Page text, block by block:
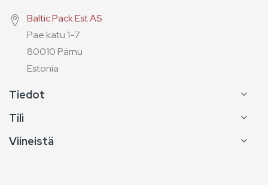
Baltic Pack Est AS
Pae katu 1-7
80010 Pärnu
Estonia
Tiedot
Tili
Viineistä